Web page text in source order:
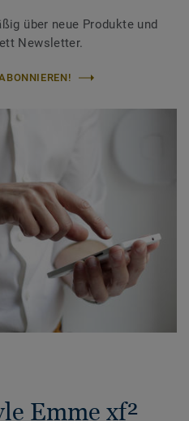
über neue Produkte und
Newsletter.
Emme xf²